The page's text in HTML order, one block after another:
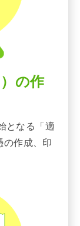
の作
となる「適
の作成、印